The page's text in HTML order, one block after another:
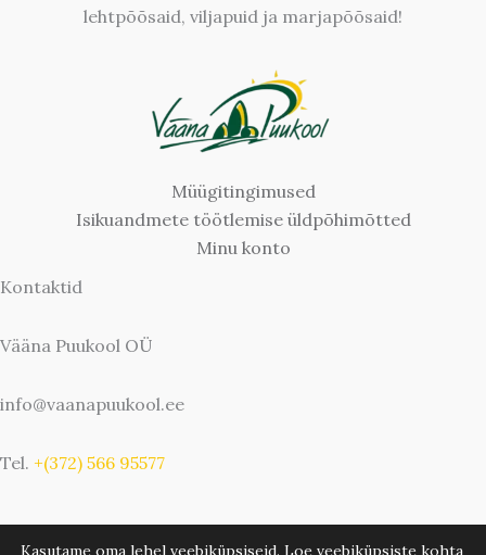
lehtpõõsaid, viljapuid ja marjapõõsaid!
Müügitingimused
Isikuandmete töötlemise üldpõhimõtted
Minu konto
Kontaktid
Vääna Puukool OÜ
info@vaanapuukool.ee
Tel. +(372) 566 95577
Kasutame oma lehel veebiküpsiseid. Loe veebiküpsiste kohta